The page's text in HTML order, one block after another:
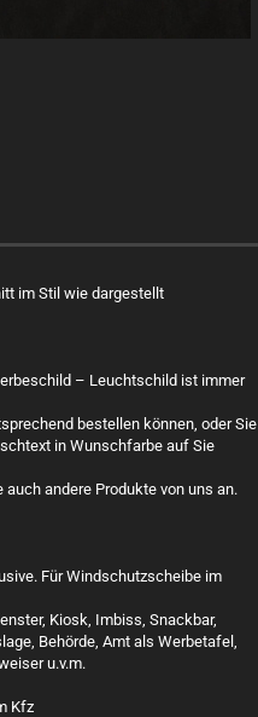
im Stil wie dargestellt
– Leuchtschild ist immer
bestellen können, oder Sie
in Wunschfarbe auf Sie
andere Produkte von uns an.
Für Windschutzscheibe im
Kiosk, Imbiss, Snackbar,
Behörde, Amt als Werbetafel,
u.v.m.
Kfz